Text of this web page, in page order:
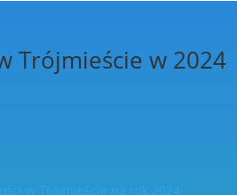
Trójmieście w 2024